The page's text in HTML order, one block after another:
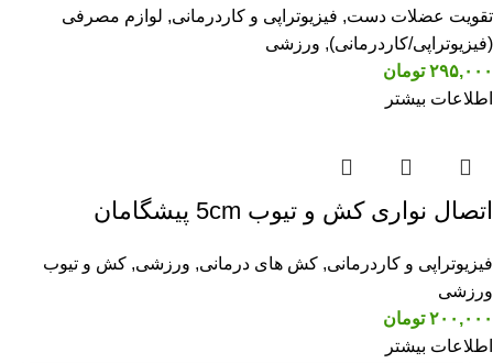
تقویت عضلات دست, فیزیوتراپی و کاردرمانی, لوازم مصرفی
(فیزیوتراپی/کاردرمانی), ورزشی
۲۹۵,۰۰۰ تومان
اطلاعات بیشتر
اتصال نواری کش و تیوب 5cm پیشگامان
فیزیوتراپی و کاردرمانی, کش های درمانی, ورزشی, کش و تیوب
ورزشی
۲۰۰,۰۰۰ تومان
اطلاعات بیشتر